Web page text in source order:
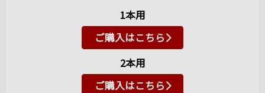
1本用
ご購入はこちら
2本用
ご購入はこちら